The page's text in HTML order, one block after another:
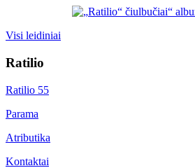
Visi leidiniai
Ratilio
Ratilio 55
Parama
Atributika
Kontaktai